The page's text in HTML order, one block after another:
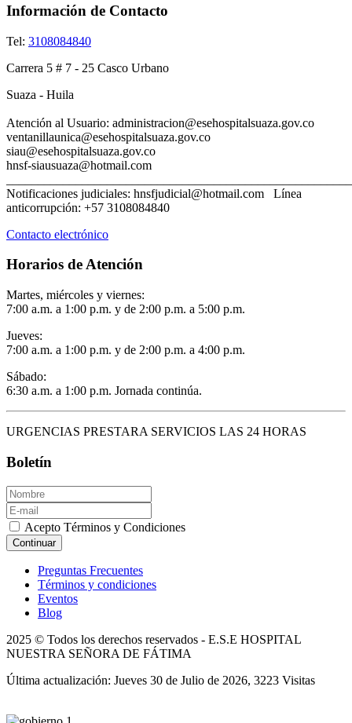
Información de Contacto
Tel: 3108084840
Carrera 5 # 7 - 25 Casco Urbano
Suaza - Huila
Atención al Usuario: administracion@esehospitalsuaza.gov.co
ventanillaunica@esehospitalsuaza.gov.co
hnsf-siausuaza@hotmail.com
Notificaciones judiciales: hnsfjudicial@hotmail.com Línea
anticorrupción: +57 3108084840
Contacto electrónico
Horarios de Atención
Martes, miércoles y viernes:
7:00 a.m. a 1:00 p.m. y de 2:00 p.m. a 5:00 p.m.
Jueves:
7:00 a.m. a 1:00 p.m. y de 2:00 p.m. a 4:00 p.m.
Sábado:
6:30 a.m. a 1:00 p.m. Jornada continúa.
URGENCIAS PRESTARA SERVICIOS LAS 24 HORAS
Boletín
Acepto Términos y Condiciones
Continuar
Preguntas Frecuentes
Términos y condiciones
Eventos
Blog
2025 © Todos los derechos reservados - E.S.E HOSPITAL
NUESTRA SEÑORA DE FÁTIMA
Última actualización: Jueves 30 de Julio de 2026, 3223 Visitas